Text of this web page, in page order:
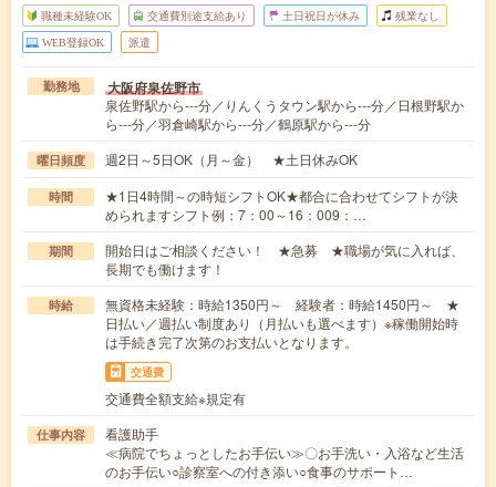
職種未経験OK 交通費別途支給あり 土日祝日が休み 残業なし
WEB登録OK 派遣
勤務地 大阪府泉佐野市
泉佐野駅から---分／りんくうタウン駅から---分／日根野駅か
ら---分／羽倉崎駅から---分／鶴原駅から---分
曜日頻度 週2日～5日OK（月～金） ★土日休みOK
時間
★1日4時間～の時短シフトOK★都合に合わせてシフトが決
められますシフト例：7：00～16：009：…
期間
開始日はご相談ください！ ★急募 ★職場が気に入れば、
長期でも働けます！
時給
無資格未経験：時給1350円～ 経験者：時給1450円～ ★
日払い／週払い制度あり（月払いも選べます）※稼働開始時
は手続き完了次第のお支払いとなります。
交通費
交通費全額支給※規定有
仕事内容
看護助手
≪病院でちょっとしたお手伝い≫〇お手洗い・入浴など生活
のお手伝い○診察室への付き添い○食事のサポート…